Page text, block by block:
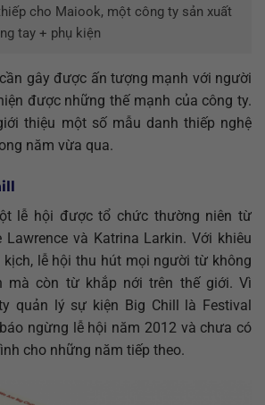
cho Maiook, một công ty sản xuất
tay + phụ kiện
gây được ấn tượng mạnh với người
được những thế mạnh của công ty.
thiệu một số mẫu danh thiếp nghệ
năm vừa qua.
lễ hội được tổ chức thường niên từ
Lawrence và Katrina Larkin. Với khiêu
lễ hội thu hút mọi người từ không
mà còn từ khắp nới trên thế giới. Vì
quản lý sự kiện Big Chill là Festival
ngừng lễ hội năm 2012 và chưa có
cho những năm tiếp theo.